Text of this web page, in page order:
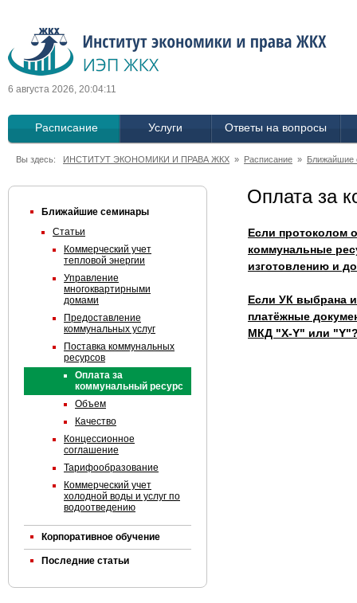
6 августа 2026, 20:04:12
Расписание Услуги Ответы на вопросы
Вы здесь: ИНСТИТУТ ЭКОНОМИКИ И ПРАВА ЖКХ » Расписание » Ближайшие
Ближайшие семинары
Статьи
Коммерческий учет
тепловой энергии
Управление
многоквартирными
домами
Предоставление
коммунальных услуг
Поставка коммунальных
ресурсов
Оплата за
коммунальный ресурс
Объем
Качество
Концессионное
соглашение
Тарифообразование
Коммерческий учет
холодной воды и услуг по
водоотведению
Корпоративное обучение
Последние статьи
Оплата за
Если протоколом
коммунальные
изготовлению и
Если УК выбрана
платёжные
МКД "X-Y" или